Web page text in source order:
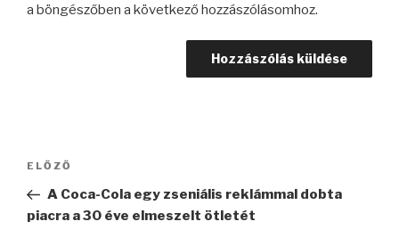
a böngészőben a következő hozzászólásomhoz.
Bejegyzés
Korábbi
bejegyzés
ELŐZŐ
A Coca-Cola egy zseniális reklámmal dobta
piacra a 30 éve elmeszelt ötletét